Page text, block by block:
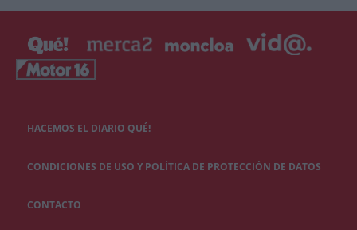
HACEMOS EL DIARIO QUÉ!
CONDICIONES DE USO Y POLÍTICA DE PROTECCIÓN DE DATOS
CONTACTO